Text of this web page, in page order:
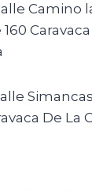
Camino
Simancas
De La